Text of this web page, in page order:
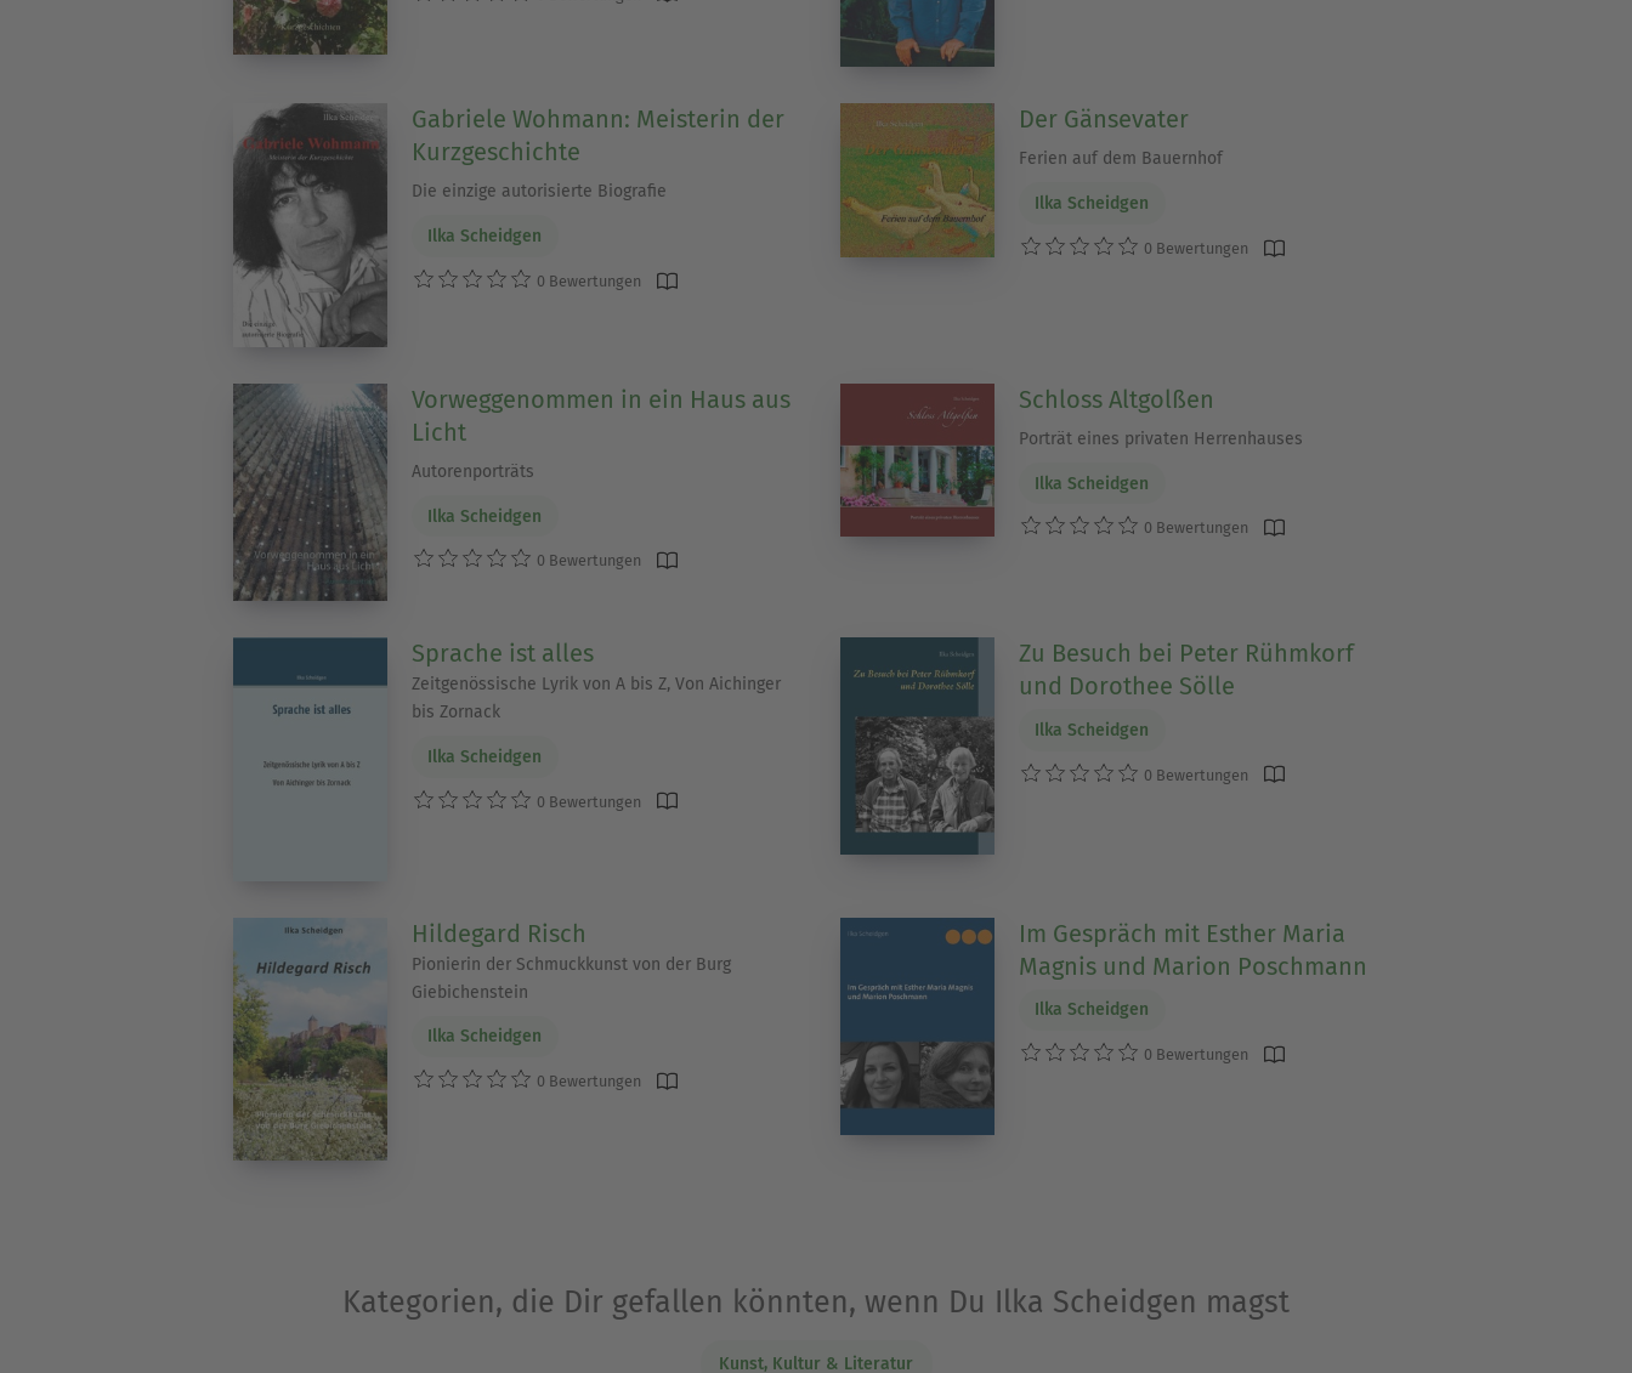
Gabriele Wohmann: Meisterin der
Kurzgeschichte
Die einzige autorisierte Biografie
Ilka Scheidgen
0 Bewertungen
Der Gänsevater
Ferien auf dem Bauernhof
Ilka Scheidgen
0 Bewertungen
Vorweggenommen in ein Haus aus
Licht
Autorenporträts
Ilka Scheidgen
0 Bewertungen
Schloss Altgolßen
Porträt eines privaten Herrenhauses
Ilka Scheidgen
0 Bewertungen
Sprache ist alles
Zeitgenössische Lyrik von A bis Z, Von Aichinger
bis Zornack
Ilka Scheidgen
0 Bewertungen
Zu Besuch bei Peter Rühmkorf
und Dorothee Sölle
Ilka Scheidgen
0 Bewertungen
Hildegard Risch
Pionierin der Schmuckkunst von der Burg
Giebichenstein
Ilka Scheidgen
0 Bewertungen
Im Gespräch mit Esther Maria
Magnis und Marion Poschmann
Ilka Scheidgen
0 Bewertungen
Kategorien, die Dir gefallen könnten, wenn Du Ilka Scheidgen magst
Kunst, Kultur & Literatur